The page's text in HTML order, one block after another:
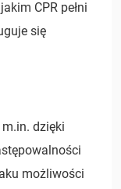
CPR pełni
się
dzięki
możliwości